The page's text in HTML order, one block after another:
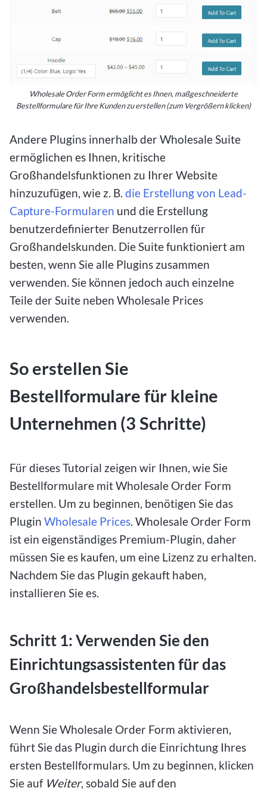
Wholesale Order Form ermöglicht es Ihnen, maßgeschneiderte
Bestellformulare für Ihre Kunden zu erstellen (zum Vergrößern klicken)
Andere Plugins innerhalb der Wholesale Suite
ermöglichen es Ihnen, kritische
Großhandelsfunktionen zu Ihrer Website
hinzuzufügen, wie z. B. die Erstellung von Lead-
Capture-Formularen und die Erstellung
benutzerdefinierter Benutzerrollen für
Großhandelskunden. Die Suite funktioniert am
besten, wenn Sie alle Plugins zusammen
verwenden. Sie können jedoch auch einzelne
Teile der Suite neben Wholesale Prices
verwenden.
So erstellen Sie
Bestellformulare für kleine
Unternehmen (3 Schritte)
Für dieses Tutorial zeigen wir Ihnen, wie Sie
Bestellformulare mit Wholesale Order Form
erstellen. Um zu beginnen, benötigen Sie das
Plugin Wholesale Prices. Wholesale Order Form
ist ein eigenständiges Premium-Plugin, daher
müssen Sie es kaufen, um eine Lizenz zu erhalten.
Nachdem Sie das Plugin gekauft haben,
installieren Sie es.
Schritt 1: Verwenden Sie den
Einrichtungsassistenten für das
Großhandelsbestellformular
Wenn Sie Wholesale Order Form aktivieren,
führt Sie das Plugin durch die Einrichtung Ihres
ersten Bestellformulars. Um zu beginnen, klicken
Sie auf Weiter, sobald Sie auf den